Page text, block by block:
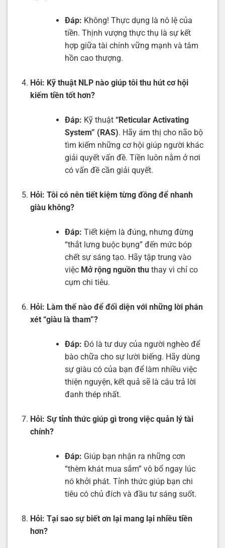
Đáp: Không! Thực dụng là nô lệ của
tiền. Thịnh vượng thực thụ là sự kết
hợp giữa tài chính vững mạnh và tâm
hồn cao thượng.
Hỏi: Kỹ thuật NLP nào giúp tôi thu hút cơ hội
kiếm tiền tốt hơn?
Đáp: Kỹ thuật “Reticular Activating
System” (RAS). Hãy ám thị cho não bộ
tìm kiếm những cơ hội giúp người khác
giải quyết vấn đề. Tiền luôn nằm ở nơi
có vấn đề cần giải quyết.
Hỏi: Tôi có nên tiết kiệm từng đồng để nhanh
giàu không?
Đáp: Tiết kiệm là đúng, nhưng đừng
“thắt lưng buộc bụng” đến mức bóp
chết sự sáng tạo. Hãy tập trung vào
việc Mở rộng nguồn thuthay vì chỉ co
cụm chi tiêu.
Hỏi: Làm thế nào để đối diện với những lời phán
xét “giàu là tham”?
Đáp: Đó là tư duy của người nghèo để
bào chữa cho sự lười biếng. Hãy dùng
sự giàu có của bạn để làm nhiều việc
thiện nguyện, kết quả sẽ là câu trả lời
đanh thép nhất.
Hỏi: Sự tỉnh thức giúp gì trong việc quản lý tài
chính?
Đáp: Giúp bạn nhận ra những cơn
“thèm khát mua sắm” vô bổ ngay lúc
nó khởi phát. Tỉnh thức giúp bạn chi
tiêu có chủ đích và đầu tư sáng suốt.
Hỏi: Tại sao sự biết ơn lại mang lại nhiều tiền
hơn?